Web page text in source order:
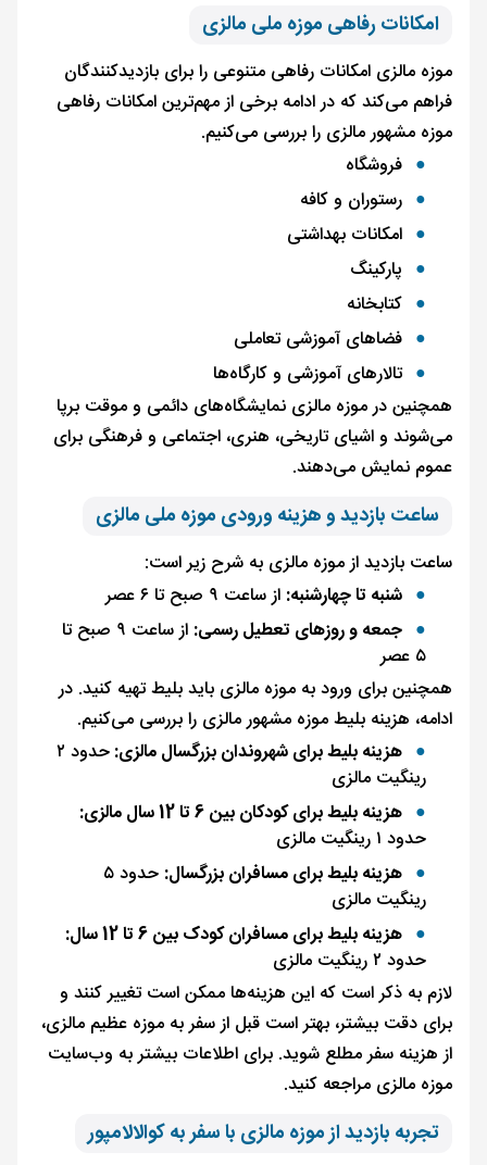
امکانات رفاهی موزه ملی مالزی
موزه مالزی امکانات رفاهی متنوعی را برای بازدیدکنندگان
فراهم می‌کند که در ادامه برخی از مهم‌ترین امکانات رفاهی
موزه مشهور مالزی را بررسی می‌کنیم.
فروشگاه
رستوران و کافه
امکانات بهداشتی
پارکینگ
کتابخانه
فضاهای آموزشی تعاملی
تالارهای آموزشی و کارگاه‌ها
همچنین در موزه مالزی نمایشگاه‌های دائمی و موقت برپا
می‌شوند و اشیای تاریخی، هنری، اجتماعی و فرهنگی برای
عموم نمایش می‌دهند.
ساعت بازدید و هزینه ورودی موزه ملی مالزی
ساعت بازدید از موزه مالزی به شرح زیر است:
شنبه تا چهارشنبه: از ساعت ۹ صبح تا ۶ عصر
جمعه و روزهای تعطیل رسمی:
از ساعت ۹ صبح تا
۵ عصر
همچنین برای ورود به موزه مالزی باید بلیط تهیه کنید. در
ادامه، هزینه بلیط موزه مشهور مالزی را بررسی می‌کنیم.
هزینه بلیط برای شهروندان بزرگسال مالزی:
حدود ۲
رینگیت مالزی
هزینه بلیط برای کودکان بین 6 تا 12 سال مالزی:
حدود ۱ رینگیت مالزی
هزینه بلیط برای مسافران بزرگسال:
حدود ۵
رینگیت مالزی
هزینه بلیط برای مسافران کودک بین 6 تا 12 سال:
حدود ۲ رینگیت مالزی
لازم به ذکر است که این هزینه‌ها ممکن است تغییر کنند و
برای دقت بیشتر، بهتر است قبل از سفر به موزه عظیم مالزی،
از هزینه سفر مطلع شوید. برای اطلاعات بیشتر به وب‌سایت
موزه مالزی مراجعه کنید.
تجربه بازدید از موزه مالزی با سفر به کوالالامپور